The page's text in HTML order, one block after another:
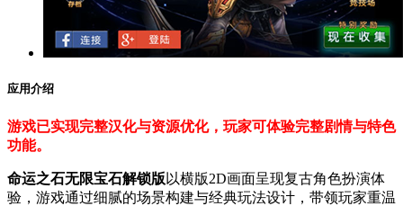
应用介绍
游戏已实现完整汉化与资源优化，玩家可体验完整剧情与特色
功能。
命运之石无限宝石解锁版 以横版2D画面呈现复古角色扮演体
验，游戏通过细腻的场景构建与经典玩法设计，带领玩家重温